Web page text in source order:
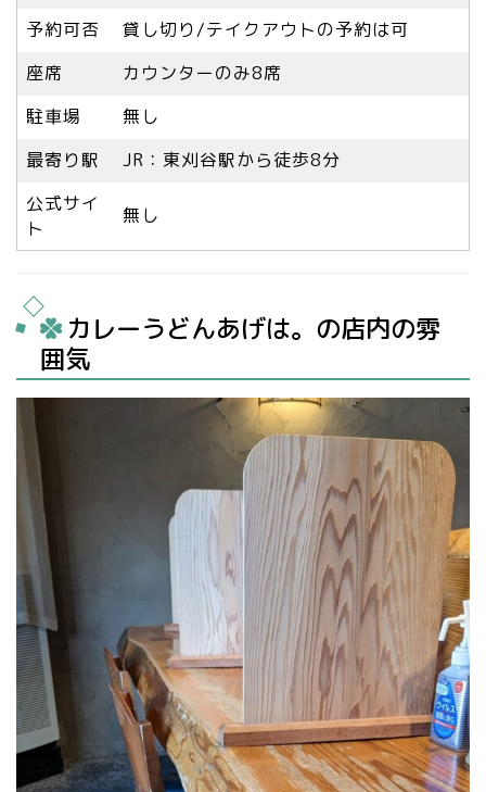
予約可否
貸し切り/テイクアウトの予約は可
座席
カウンターのみ8席
駐車場
無し
最寄り駅
JR：東刈谷駅から徒歩8分
公式サイ
ト
無し
カレーうどんあげは。の店内の雰
囲気